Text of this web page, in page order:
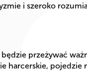
i szeroko
przeżywać
harcerskie, pojedzie